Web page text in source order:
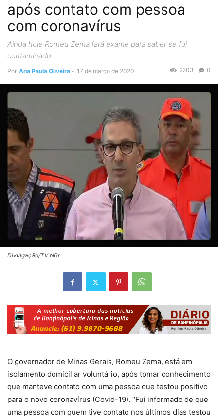
após contato com pessoa
com coronavírus
Ainda hoje Romeu Zema fará exame para saber se foi
contaminado
Por Ana Paula Oliveira - 17 de março de 2020 0
2203
Divulgação/TV NBr
O governador de Minas Gerais, Romeu Zema, está em
isolamento domiciliar voluntário, após tomar conhecimento
que manteve contato com uma pessoa que testou positivo
para o novo coronavírus (Covid-19). “Fui informado de que
uma pessoa com quem tive contato nos últimos dias testou